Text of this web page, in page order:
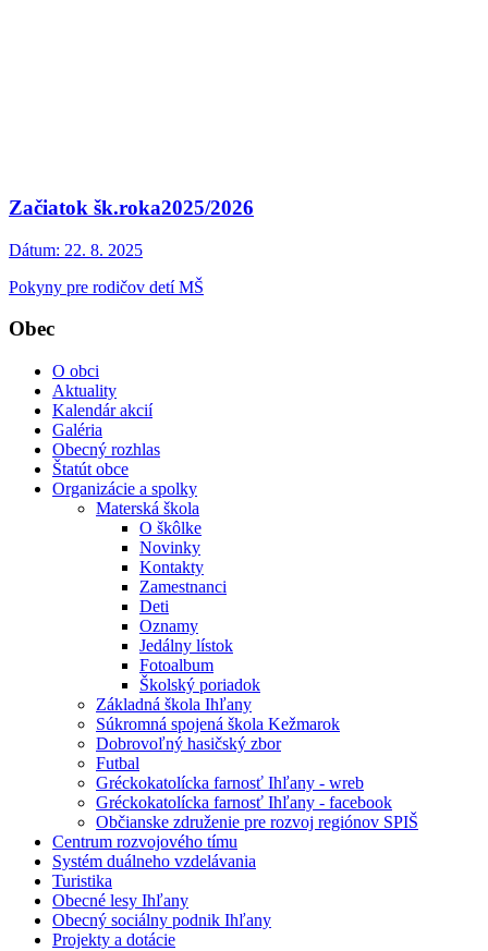
Začiatok šk.roka2025/2026
Dátum: 22. 8. 2025
Pokyny pre rodičov detí MŠ
Obec
O obci
Aktuality
Kalendár akcií
Galéria
Obecný rozhlas
Štatút obce
Organizácie a spolky
Materská škola
O škôlke
Novinky
Kontakty
Zamestnanci
Deti
Oznamy
Jedálny lístok
Fotoalbum
Školský poriadok
Základná škola Ihľany
Súkromná spojená škola Kežmarok
Dobrovoľný hasičský zbor
Futbal
Gréckokatolícka farnosť Ihľany - wreb
Gréckokatolícka farnosť Ihľany - facebook
Občianske združenie pre rozvoj regiónov SPIŠ
Centrum rozvojového tímu
Systém duálneho vzdelávania
Turistika
Obecné lesy Ihľany
Obecný sociálny podnik Ihľany
Projekty a dotácie